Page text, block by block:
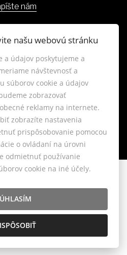
nám
Blog
cookies
04, E-mail: info@liviante.sk
našu webovú stránku
a údajov poskytujeme a
návštevnosť a
súborov cookie a údajov
zobrazovať
reklamy na internete.
zobrazíte nastavenia
prispôsobovanie pomocou
o ovládaní na úrovni
odmietnuť používanie
cookie na iné účely.